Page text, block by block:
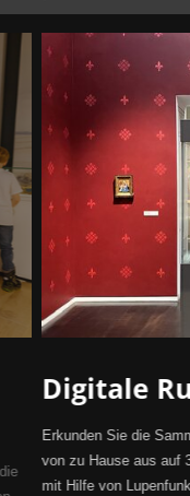
Digitale
Erkunden Sie die
von zu Hause aus auf
mit Hilfe von